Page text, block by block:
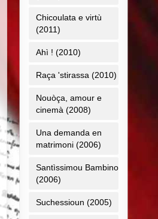
Chicoulata e virtù
(2011)
Ahì ! (2010)
Raça 'stirassa (2010)
Nouòça, amour e
cinemà (2008)
Una demanda en
matrimoni (2006)
Santìssimou Bambino
(2006)
Suchessioun (2005)